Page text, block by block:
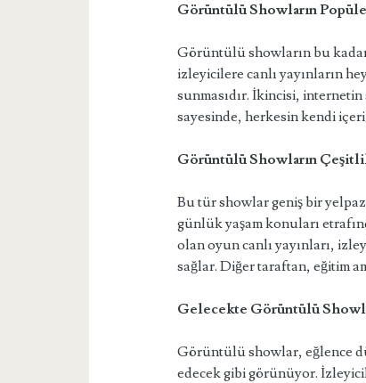
Görüntülü Showların
Görüntülü showların bu
izleyicilere canlı yayınların
sunmasıdır. İkincisi,
sayesinde, herkesin kendi
Görüntülü Showların
Bu tür showlar geniş bir
günlük yaşam konuları
olan oyun canlı yayınları,
sağlar. Diğer taraftan, eğitim
Gelecekte Görüntülü
Görüntülü showlar, eğlence
edecek gibi görünüyor.